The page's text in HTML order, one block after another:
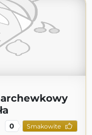
0 Smakowite